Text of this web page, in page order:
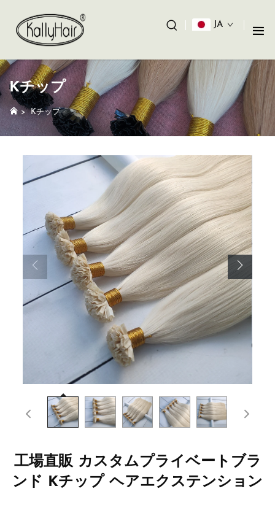
JA
Kチップ
>Kチップ
工場直販 カスタムプライベートブラ
ンド Kチップ ヘアエクステンション